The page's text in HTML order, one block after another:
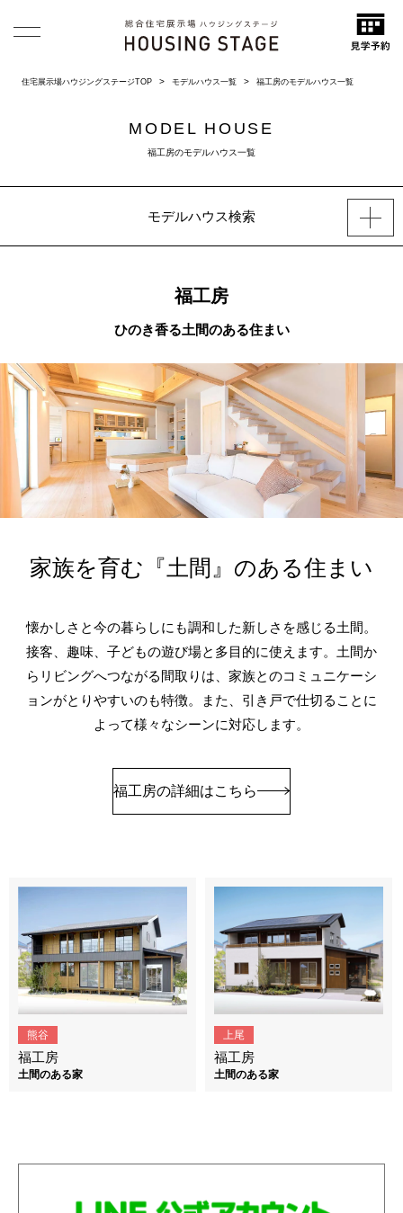
住宅展示場ハウジングステージTOP モデルハウス一覧 福工房のモデルハウス一覧
MODEL HOUSE
福工房のモデルハウス一覧
モデルハウス検索
福工房
ひのき香る土間のある住まい
家族を育む『土間』のある住まい
懐かしさと今の暮らしにも調和した新しさを感じる土間。
接客、趣味、子どもの遊び場と多目的に使えます。土間か
らリビングへつながる間取りは、家族とのコミュニケーシ
ョンがとりやすいのも特徴。また、引き戸で仕切ることに
よって様々なシーンに対応します。
福工房の詳細はこちら
福工房
熊谷
土間のある家
福工房
上尾
土間のある家